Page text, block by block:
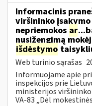
Informacinis
viršininko įsakymo
nepriemokos ar
nusižengimą
išdėstymo
Web turinio sąrašas
Informuojame apie
inspekcijos prie
ministerijos viršininko
VA-83 „Dėl